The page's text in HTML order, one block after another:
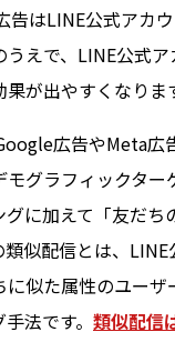
告はLINE公式アカ
えで、LINE公式
が出やすくなりま
広告やMeta広
グラフィックター
グに加えて「友だち
類似配信とは、
似た属性のユーザ
法です。 類似配信